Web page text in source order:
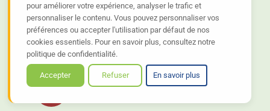
pour améliorer votre expérience, analyser le trafic et
personnaliser le contenu. Vous pouvez personnaliser vos
préférences ou accepter l'utilisation par défaut de nos
cookies essentiels. Pour en savoir plus, consultez notre
politique de confidentialité.
Accepter Refuser En savoir plus
Nos Médiathèques
Obj
Bibliothèque d'OBJAT
19130OBJAT
Vou
Médiathèque de Voutezac